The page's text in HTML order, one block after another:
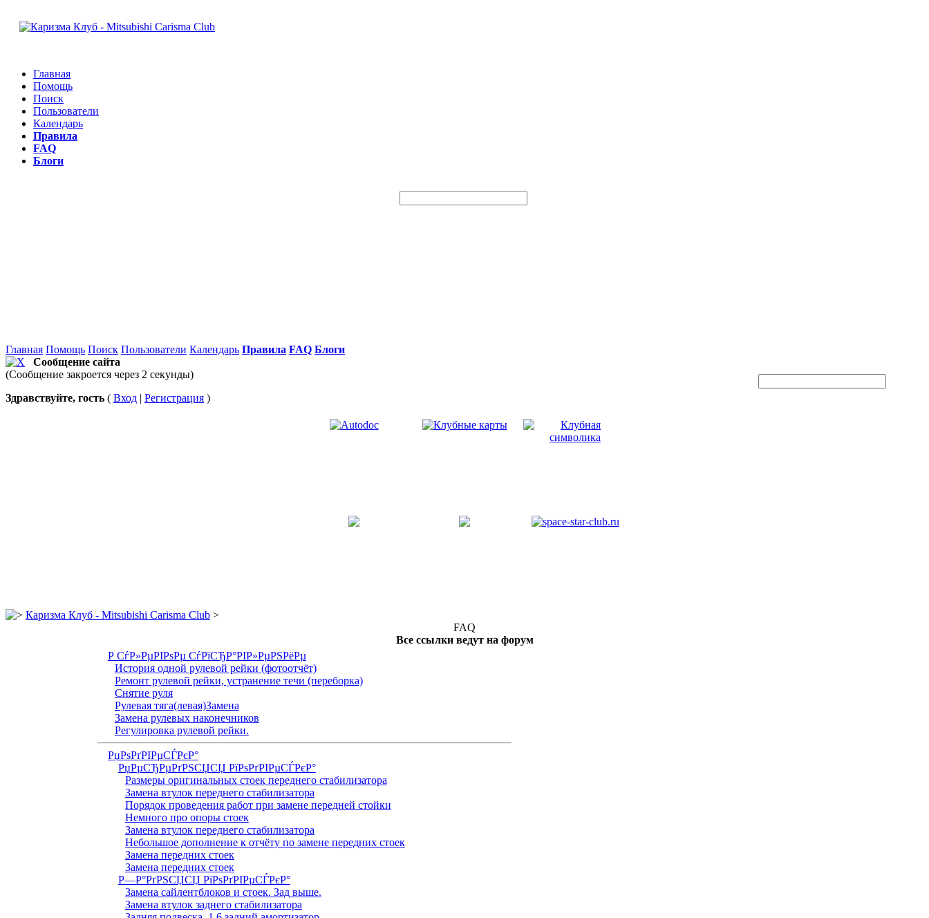
Главная
Помощь
Поиск
Пользователи
Календарь
Правила
FAQ
Блоги
Главная Помощь Поиск Пользователи Календарь Правила FAQ Блоги
Сообщение сайта
(Сообщение закроется через 2 секунды)
Здравствуйте, гость ( Вход | Регистрация )
Каризма Клуб - Mitsubishi Carisma Club >
FAQ
Все ссылки ведут на форум
Р СѓР»РµРІРѕРµ СѓРїСЂР°РІР»РµРЅРёРµ
История одной рулевой рейки (фотоотчёт)
Ремонт рулевой рейки, устранение течи (переборка)
Снятие руля
Рулевая тяга(левая)Замена
Замена рулевых наконечников
Регулировка рулевой рейки.
РџРѕРґРІРµСЃРєР°
РџРµСЂРµРґРЅСЏСЏ РїРѕРґРІРµСЃРєР°
Размеры оригинальных стоек переднего стабилизатора
Замена втулок переднего стабилизатора
Порядок проведения работ при замене передней стойки
Немного про опоры стоек
Замена втулок переднего стабилизатора
Небольшое дополнение к отчёту по замене передних стоек
Замена передних стоек
Замена передних стоек
Р—Р°РґРЅСЏСЏ РїРѕРґРІРµСЃРєР°
Замена сайлентблоков и стоек. Зад выше.
Замена втулок заднего стабилизатора